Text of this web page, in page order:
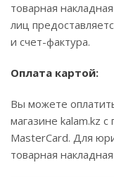
товарная
лиц
и счет-фактура.
Оплата картой:
Вы можете
магазине kalam.kz
MasterCard. Для
товарная